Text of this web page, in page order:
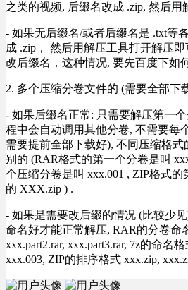
之类的视频, 后缀名改成 .zip, 然后用
- 如果无后缀名/或者后缀名是 .txt等
成 .zip， 然后用解压工具打开解压
改后缀名，这种情况, 要先百度下如
2. 多个压缩分卷文件的 (需要全部下
- 如果后缀名正常: 只需要解压第一
程中会自动调用其他分卷, 不需要每
需要提前全部下载好), 不同压缩格
别的 (RAR格式的第一个分卷是叫
个压缩分卷是叫 xxx.001 , ZIP格式
的 XXX.zip ) .
- 如果是需要改后缀的情况 (比较少
命名好才能正常解压, RAR的分卷命
xxx.part2.rar, xxx.part3.rar, 7z的命名
xxx.003, ZIP的排序格式 xxx.zip,